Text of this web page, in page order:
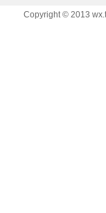
Copyright © 2013